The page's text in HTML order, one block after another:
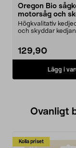
Oregon Bio
motorsåg och
Högkvalitativ
och skyddar
129,90
Lägg i
Ovanligt
Kolla priset